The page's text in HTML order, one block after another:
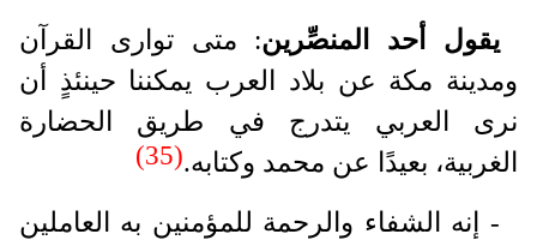
يقول أحد المنصِّرين: متى توارى القرآن
ومدينة مكة عن بلاد العرب يمكننا حينئذٍ أن
نرى العربي يتدرج في طريق الحضارة
الغربية، بعيدًا عن محمد وكتابه.(35)
- إنه الشفاء والرحمة للمؤمنين به العاملين